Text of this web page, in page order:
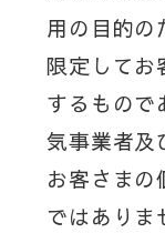
用の目的の
限定してお
するもので
気事業者及
お客さまの
ではありま